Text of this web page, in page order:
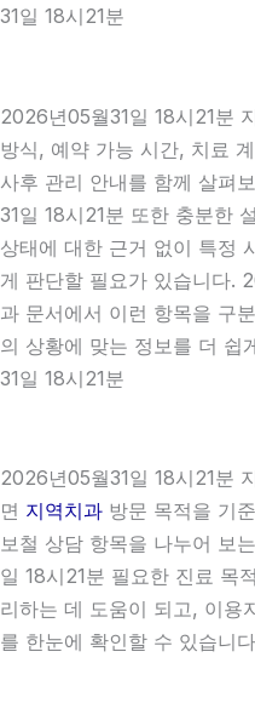
31일 18시21분
2026년05월31일 18시21분
방식, 예약 가능 시간, 치료
사후 관리 안내를 함께 살펴
31일 18시21분 또한 충분한
상태에 대한 근거 없이 특정
게 판단할 필요가 있습니다.
과 문서에서 이런 항목을 구
의 상황에 맞는 정보를 더 쉽
31일 18시21분
2026년05월31일 18시21분
면 지역치과 방문 목적을 기
보철 상담 항목을 나누어 보
일 18시21분 필요한 진료 목
리하는 데 도움이 되고, 이용
를 한눈에 확인할 수 있습니